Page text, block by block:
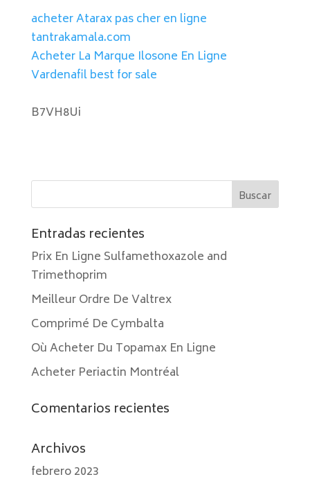
acheter Atarax pas cher en ligne
tantrakamala.com
Acheter La Marque Ilosone En Ligne
Vardenafil best for sale
B7VH8Ui
Entradas recientes
Prix En Ligne Sulfamethoxazole and
Trimethoprim
Meilleur Ordre De Valtrex
Comprimé De Cymbalta
Où Acheter Du Topamax En Ligne
Acheter Periactin Montréal
Comentarios recientes
Archivos
febrero 2023